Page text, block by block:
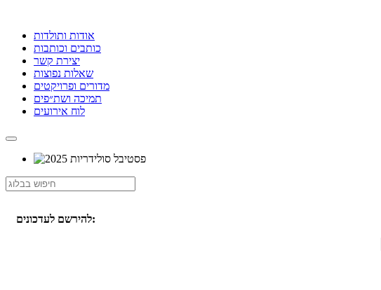
אודות ותולדות
כותבים וכותבות
יצירת קשר
שאלות נפוצות
מדורים ופרויקטים
תמיכה ושת״פים
לוח אירועים
להירשם לעדכונים: